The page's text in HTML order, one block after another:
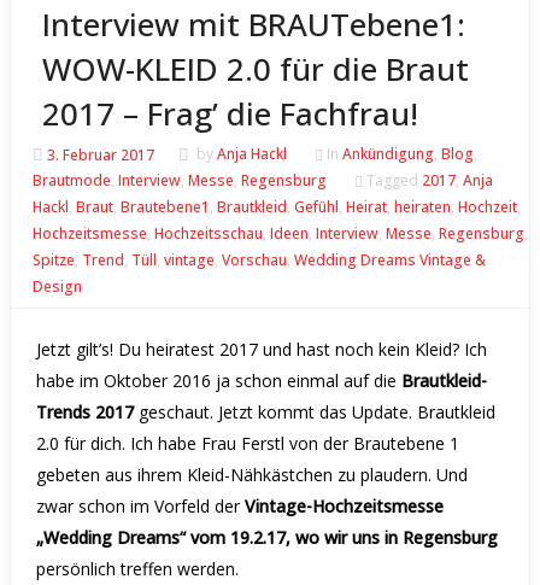
Interview mit BRAUTebene1:
WOW-KLEID 2.0 für die Braut
2017 – Frag’ die Fachfrau!
3. Februar 2017 byAnja Hackl In Ankündigung, Blog,
Brautmode, Interview, Messe, Regensburg Tagged 2017, Anja
Hackl, Braut, Brautebene1 , Brautkleid, Gefühl, Heirat, heiraten, Hochzeit,
Hochzeitsmesse, Hochzeitsschau, Ideen, Interview, Messe, Regensburg,
Spitze, Trend, Tüll, vintage, Vorschau, Wedding Dreams Vintage &
Design
Jetzt gilt’s! Du heiratest 2017 und hast noch kein Kleid? Ich
habe im Oktober 2016 ja schon einmal auf die Brautkleid-
Trends 2017geschaut. Jetzt kommt das Update. Brautkleid
2.0 für dich. Ich habe Frau Ferstl von der Brautebene 1
gebeten aus ihrem Kleid-Nähkästchen zu plaudern. Und
zwar schon im Vorfeld derVintage-Hochzeitsmesse
„Wedding Dreams“ vom 19.2.17, wo wir uns in Regensburg
persönlich treffen werden.